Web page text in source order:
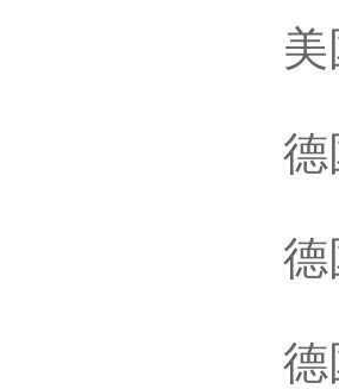
德
德
德